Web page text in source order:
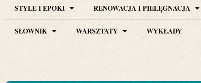
STYLE I EPOKI RENOWACJA I PIELĘGNACJA
SŁOWNIK WARSZTATY WYKŁADY